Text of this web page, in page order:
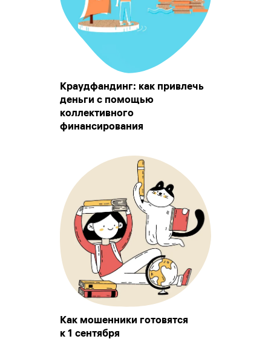
Краудфандинг: как привлечь
деньги с помощью
коллективного
финансирования
Как мошенники готовятся
к 1 сентября